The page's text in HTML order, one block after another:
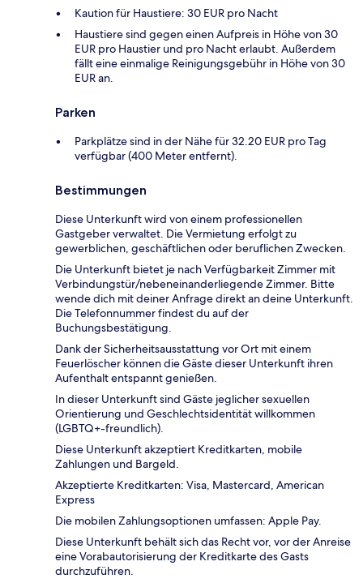
Kaution für Haustiere: 30 EUR pro Nacht
Haustiere sind gegen einen Aufpreis in Höhe von 30
EUR pro Haustier und pro Nacht erlaubt. Außerdem
fällt eine einmalige Reinigungsgebühr in Höhe von 30
EUR an.
Parken
Parkplätze sind in der Nähe für 32.20 EUR pro Tag
verfügbar (400 Meter entfernt).
Bestimmungen
Diese Unterkunft wird von einem professionellen
Gastgeber verwaltet. Die Vermietung erfolgt zu
gewerblichen, geschäftlichen oder beruflichen Zwecken.
Die Unterkunft bietet je nach Verfügbarkeit Zimmer mit
Verbindungstür/nebeneinanderliegende Zimmer. Bitte
wende dich mit deiner Anfrage direkt an deine Unterkunft.
Die Telefonnummer findest du auf der
Buchungsbestätigung.
Dank der Sicherheitsausstattung vor Ort mit einem
Feuerlöscher können die Gäste dieser Unterkunft ihren
Aufenthalt entspannt genießen.
In dieser Unterkunft sind Gäste jeglicher sexuellen
Orientierung und Geschlechtsidentität willkommen
(LGBTQ+-freundlich).
Diese Unterkunft akzeptiert Kreditkarten, mobile
Zahlungen und Bargeld.
Akzeptierte Kreditkarten: Visa, Mastercard, American
Express
Die mobilen Zahlungsoptionen umfassen: Apple Pay.
Diese Unterkunft behält sich das Recht vor, vor der Anreise
eine Vorabautorisierung der Kreditkarte des Gasts
durchzuführen.